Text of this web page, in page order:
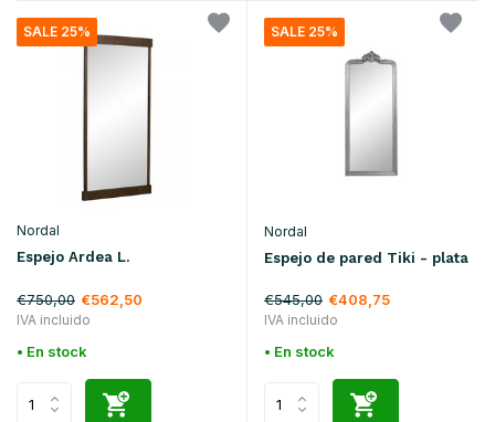
SALE 25%
Nordal
Espejo Ardea L.
€750,00 €562,50
IVA incluido
• En stock
SALE 25%
Nordal
Espejo de pared Tiki - plata
€545,00 €408,75
IVA incluido
• En stock